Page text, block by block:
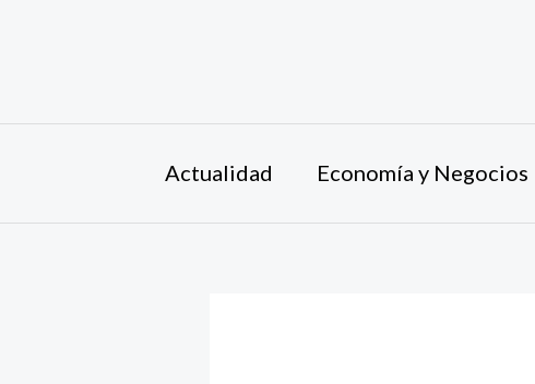
Actualidad Economía y Negocios